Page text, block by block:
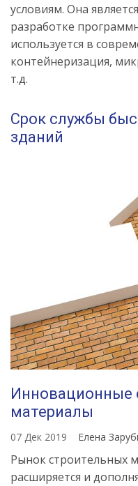
условиям. Она
разработке
используется в
контейнеризация,
т.д.
Срок службы
зданий
Инновационные
материалы
07 Дек 2019 Елена
Рынок строительных
расширяется и